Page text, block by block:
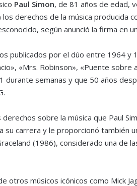
Paul Simon, de 81 años de edad,
los derechos de la música producida
según anunció la firma en
publicados por el dúo entre 1964 y
«Mrs. Robinson», «Puente sobre
durante semanas y que 50 años
sobre la música que Paul
su carrera y le proporcionó también
(1986), considerado una de
otros músicos icónicos como Mick